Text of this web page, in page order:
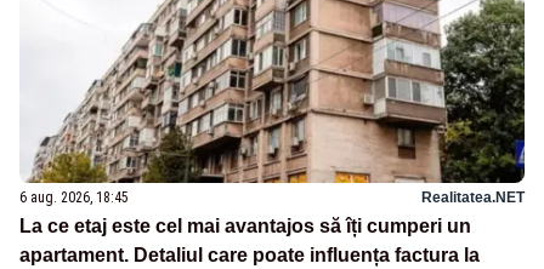
6 aug. 2026, 18:45 Realitatea.NET
La ce etaj este cel mai avantajos să îți cumperi un
apartament. Detaliul care poate influența factura la